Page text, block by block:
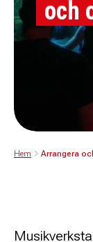
och
Hem Arrangera